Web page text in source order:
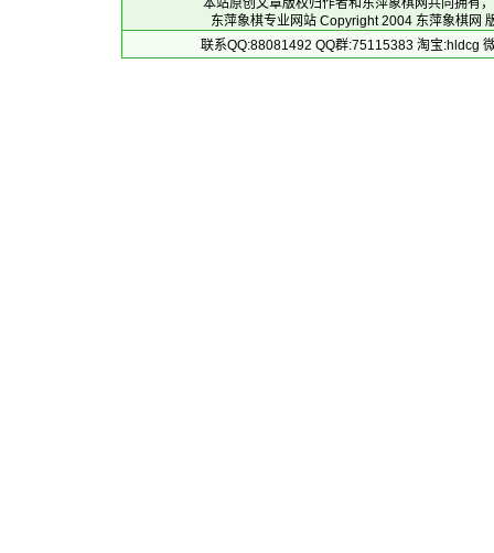
本站原创文章版权归作者和 东萍象棋网共同拥有
东萍象棋专业网站 Copyright 2004 东萍象棋网
联系QQ:88081492 QQ群:75115383 淘宝:hldcg